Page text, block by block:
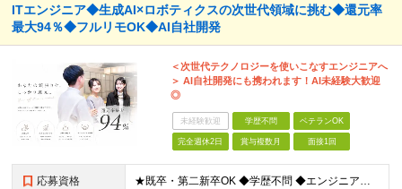
ITエンジニア◆生成AI×ロボティクスの次世代領域に挑む◆還元率
最大94％◆フルリモOK◆AI自社開発
＜次世代テクノロジーを使いこなすエンジニアへ
＞ AI自社開発にも携われます！AI未経験大歓迎
◎
未経験歓迎 学歴不問 ベテランOK
完全週休2日 賞与複数月 面接1回
応募資格 ★既卒・第二新卒OK ◆学歴不問 ◆エンジニアとしての何かしらの実務経験が1年以上ある方 ※AI未経験者大歓迎 ★意欲重視の採用です！ 「経歴に自信がない」という方も、"今後挑戦したいこと""スキル